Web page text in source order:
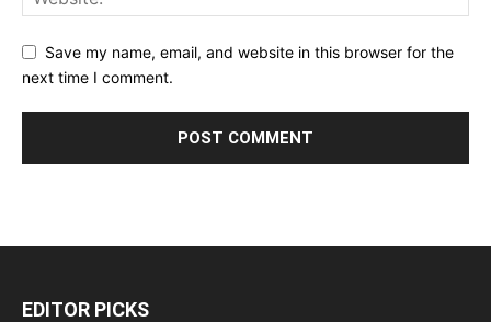
Save my name, email, and website in this browser for the
next time I comment.
EDITOR PICKS